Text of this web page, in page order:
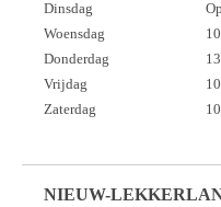
Dinsdag
Woensdag
Donderdag
Vrijdag
Zaterdag
NIEUW-